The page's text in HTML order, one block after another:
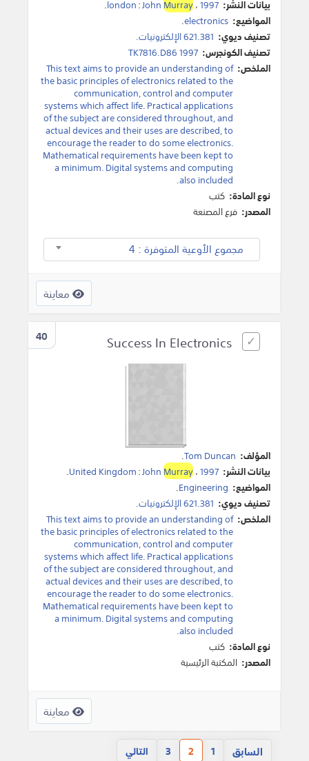
بيانات النشر:
london:JohnMurray،1997
.
المواضيع: electronics
.
تصنيف ديوي: 621.381 الإلكترونيات.
تصنيف الكونجرس: TK7816.D86 1997
الملخص: This text aims to provide an understanding of
the basic principles of electronics related to the
communication, control and computer
systems which affect life. Practical applications
of the subject are considered throughout, and
actual devices and their uses are described, to
encourage the reader to do some electronics.
Mathematical requirements have been kept to
a minimum. Digital systems and computing
also included.
نوع المادة: كتب
المصدر: فرع المصنعة
مجموع الأوعية المتوفرة : 4
معاينة
40
المؤلف: Tom Duncan
.
بيانات النشر:
United Kingdom:JohnMurray،1997
.
المواضيع: Engineering
.
تصنيف ديوي: 621.381 الإلكترونيات.
الملخص: This text aims to provide an understanding of
the basic principles of electronics related to the
communication, control and computer
systems which affect life. Practical applications
of the subject are considered throughout, and
actual devices and their uses are described, to
encourage the reader to do some electronics.
Mathematical requirements have been kept to
a minimum. Digital systems and computing
also included.
نوع المادة: كتب
المصدر: المكتبة الرئيسية
معاينة
السابق 1
2
3 التالي